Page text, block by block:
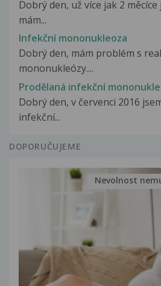
Dobrý den, už více jak 2
mám...
Infekční mononukleoza
Dobrý den, mám problém s
mononukleózy....
Prodělaná infekční
Dobrý den, v červenci 2016
infekční...
DOPORUČUJEME
Nevolnost